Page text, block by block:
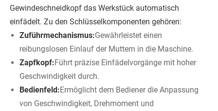
Gewindeschneidkopf das Werkstück automatisch
einfädelt. Zu den Schlüsselkomponenten gehören:
Zuführmechanismus:Gewährleistet einen
reibungslosen Einlauf der Muttern in die Maschine.
Zapfkopf:Führt präzise Einfädelvorgänge mit hoher
Geschwindigkeit durch.
Bedienfeld:Ermöglicht dem Bediener die Anpassung
von Geschwindigkeit, Drehmoment und